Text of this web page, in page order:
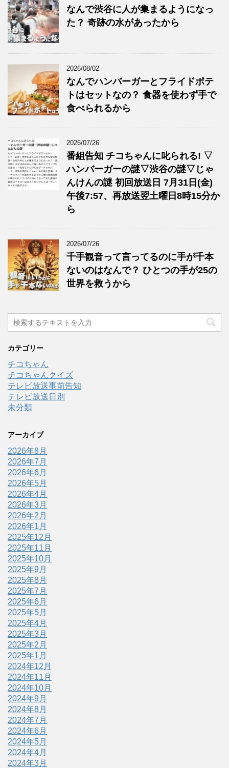
なんで渋谷に人が集まるようになっ
た？ 奇跡の水があったから
2026/08/02
なんでハンバーガーとフライドポテ
トはセットなの？ 食器を使わず手で
食べられるから
2026/07/26
番組告知 チコちゃんに叱られる! ▽
ハンバーガーの謎▽渋谷の謎▽じゃ
んけんの謎 初回放送日 7月31日(金)
午後7:57、再放送翌土曜日8時15分か
ら
2026/07/26
千手観音って言ってるのに手が千本
ないのはなんで？ ひとつの手が25の
世界を救うから
カテゴリー
チコちゃん
チコちゃんクイズ
テレビ放送事前告知
テレビ放送日別
未分類
アーカイブ
2026年8月
2026年7月
2026年6月
2026年5月
2026年4月
2026年3月
2026年2月
2026年1月
2025年12月
2025年11月
2025年10月
2025年9月
2025年8月
2025年7月
2025年6月
2025年5月
2025年4月
2025年3月
2025年2月
2025年1月
2024年12月
2024年11月
2024年10月
2024年9月
2024年8月
2024年7月
2024年6月
2024年5月
2024年4月
2024年3月